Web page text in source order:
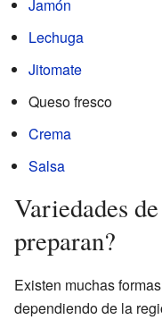
Jamón
Lechuga
Jitomate
Queso fresco
Crema
Salsa
Variedades
preparan?
Existen muchas
dependiendo de la